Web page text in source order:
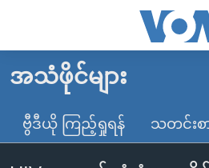
လွယ်ကူ
သည့်
မူလစာမျက်နှာ
မြန်မာ
ကမ္ဘာ့သတင်းများ
အသံဖိုင်များ
ဗွီဒီယို ကြည့်ရှုရန် သတင်းစ